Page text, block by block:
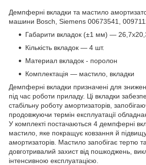
Демпферні вкладки та мастило
машини Bosch, Siemens 00673541,
Габарити вкладок (±1 мм) —
Кількість вкладок — 4 шт.
Материал вкладок - поролон
Комплектація — мастило, вкладки
Демпферні вкладки призначені для
під час роботи приладу. Ці вкладки
стабільну роботу амортизаторів,
продовжуючи термін експлуатації
У комплекті постачаються 4 демпферні
мастило, яке покращує ковзання й
амортизаторів. Мастило запобігає тертю
довготривалий захист від пошкоджень,
інтенсивною експлуатацією.